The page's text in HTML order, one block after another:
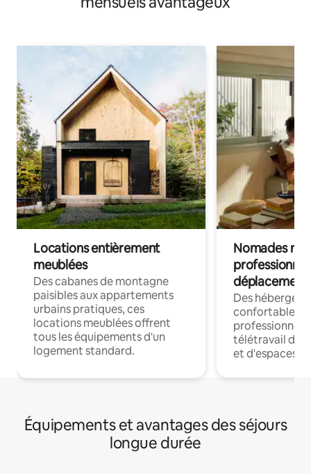
Locations entièrement
meublées
Des cabanes de montagne
paisibles aux appartements
urbains pratiques, ces
locations meublées offrent
tous les équipements d'un
logement standard.
Nomades
déplacement
Des
confortables
professionnels
télétravail
et d'espaces
Équipements et avantages des séjours
longue durée